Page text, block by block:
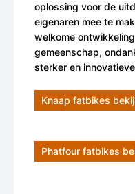
oplossing voor de
eigenaren mee te
welkome
gemeenschap,
sterker en
Knaap fatbikes
Phatfour fatbikes